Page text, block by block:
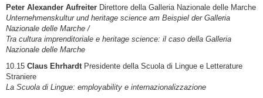
Peter Alexander Aufreiter Direttore della Galleria Nazionale delle Marche
Unternehmenskultur und heritage science am Beispiel der Galleria
Nazionale delle Marche /
Tra cultura imprenditoriale e heritage science: il caso della Galleria
Nazionale delle Marche
10.15 Claus Ehrhardt Presidente della Scuola di Lingue e Letterature
Straniere
La Scuola di Lingue: employability e internazionalizzazione